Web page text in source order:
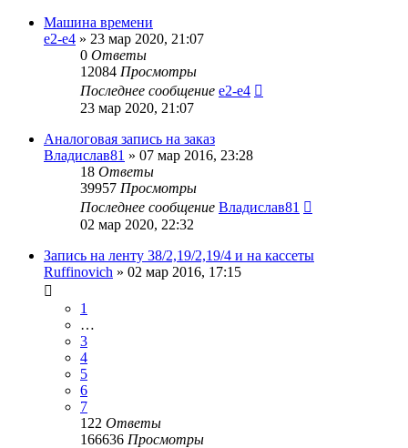
Машина времени
e2-e4 » 23 мар 2020, 21:07
0 Ответы
12084 Просмотры
Последнее сообщение e2-e4
23 мар 2020, 21:07
Аналоговая запись на заказ
Владислав81 » 07 мар 2016, 23:28
18 Ответы
39957 Просмотры
Последнее сообщение Владислав81
02 мар 2020, 22:32
Запись на ленту 38/2,19/2,19/4 и на кассеты
Ruffinovich » 02 мар 2016, 17:15
1
…
3
4
5
6
7
122 Ответы
166636 Просмотры